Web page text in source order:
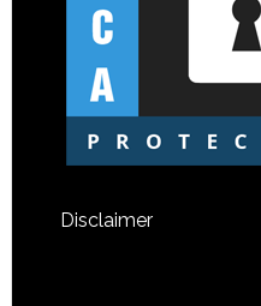
Disclaimer